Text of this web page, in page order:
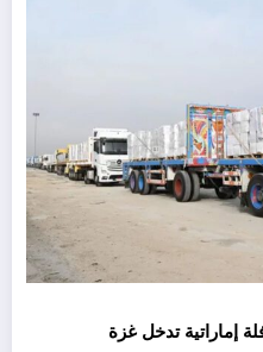
الشهم 3”.. قافلة إماراتية تدخل غزة